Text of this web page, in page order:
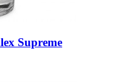
Supreme